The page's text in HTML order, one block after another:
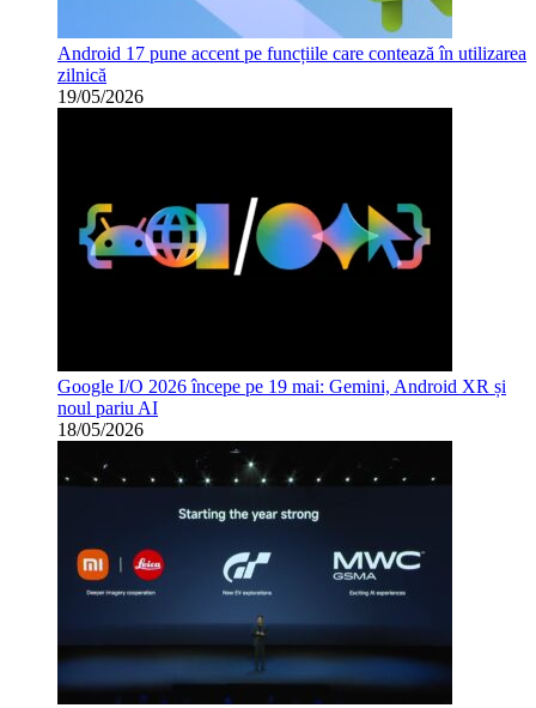
Android 17 pune accent pe funcțiile care contează în utilizarea
zilnică
19/05/2026
Google I/O 2026 începe pe 19 mai: Gemini, Android XR și
noul pariu AI
18/05/2026